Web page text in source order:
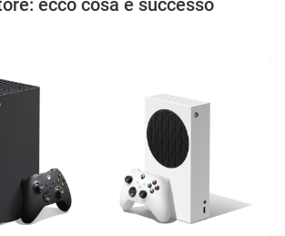
ecco cosa è successo